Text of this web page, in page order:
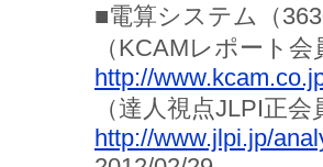
■電算システム（
（KCAMレポート会
http://
（達人視点JLPI
http://www.jlpi.jp/